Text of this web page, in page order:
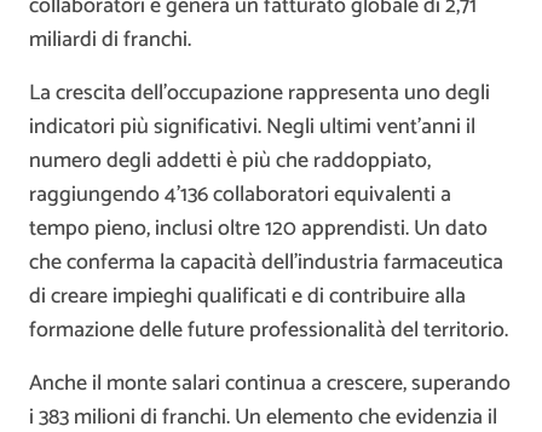
miliardi di franchi.
La crescita dell’occupazione rappresenta uno degli
indicatori più significativi. Negli ultimi vent’anni il
numero degli addetti è più che raddoppiato,
raggiungendo 4’136 collaboratori equivalenti a
tempo pieno, inclusi oltre 120 apprendisti. Un dato
che conferma la capacità dell’industria farmaceutica
di creare impieghi qualificati e di contribuire alla
formazione delle future professionalità del territorio.
Anche il monte salari continua a crescere, superando
i 383 milioni di franchi. Un elemento che evidenzia il